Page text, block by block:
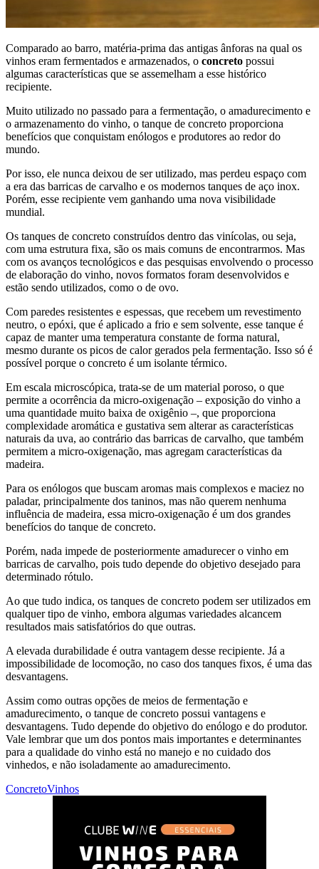
Comparado ao barro, matéria-prima das antigas ânforas na qual os
vinhos eram fermentados e armazenados, o concreto possui
algumas características que se assemelham a esse histórico
recipiente.
Muito utilizado no passado para a fermentação, o amadurecimento e
o armazenamento do vinho, o tanque de concreto proporciona
benefícios que conquistam enólogos e produtores ao redor do
mundo.
Por isso, ele nunca deixou de ser utilizado, mas perdeu espaço com
a era das barricas de carvalho e os modernos tanques de aço inox.
Porém, esse recipiente vem ganhando uma nova visibilidade
mundial.
Os tanques de concreto construídos dentro das vinícolas, ou seja,
com uma estrutura fixa, são os mais comuns de encontrarmos. Mas
com os avanços tecnológicos e das pesquisas envolvendo o processo
de elaboração do vinho, novos formatos foram desenvolvidos e
estão sendo utilizados, como o de ovo.
Com paredes resistentes e espessas, que recebem um revestimento
neutro, o epóxi, que é aplicado a frio e sem solvente, esse tanque é
capaz de manter uma temperatura constante de forma natural,
mesmo durante os picos de calor gerados pela fermentação. Isso só é
possível porque o concreto é um isolante térmico.
Em escala microscópica, trata-se de um material poroso, o que
permite a ocorrência da micro-oxigenação – exposição do vinho a
uma quantidade muito baixa de oxigênio –, que proporciona
complexidade aromática e gustativa sem alterar as características
naturais da uva, ao contrário das barricas de carvalho, que também
permitem a micro-oxigenação, mas agregam características da
madeira.
Para os enólogos que buscam aromas mais complexos e maciez no
paladar, principalmente dos taninos, mas não querem nenhuma
influência de madeira, essa micro-oxigenação é um dos grandes
benefícios do tanque de concreto.
Porém, nada impede de posteriormente amadurecer o vinho em
barricas de carvalho, pois tudo depende do objetivo desejado para
determinado rótulo.
Ao que tudo indica, os tanques de concreto podem ser utilizados em
qualquer tipo de vinho, embora algumas variedades alcancem
resultados mais satisfatórios do que outras.
A elevada durabilidade é outra vantagem desse recipiente. Já a
impossibilidade de locomoção, no caso dos tanques fixos, é uma das
desvantagens.
Assim como outras opções de meios de fermentação e
amadurecimento, o tanque de concreto possui vantagens e
desvantagens. Tudo depende do objetivo do enólogo e do produtor.
Vale lembrar que um dos pontos mais importantes e determinantes
para a qualidade do vinho está no manejo e no cuidado dos
vinhedos, e não isoladamente ao amadurecimento.
ConcretoVinhos